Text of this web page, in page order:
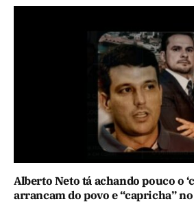
Alberto Neto tá achando pouco o
arrancam do povo e “capricha”